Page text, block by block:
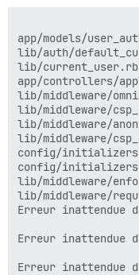
app/models/
lib/auth/
lib/
app/controllers/
lib/middleware/
lib/middleware/
lib/middleware/
lib/middleware/
config/
config/
lib/middleware/
lib/middleware/
Erreur inattendue
Erreur inattendue
Erreur inattendue